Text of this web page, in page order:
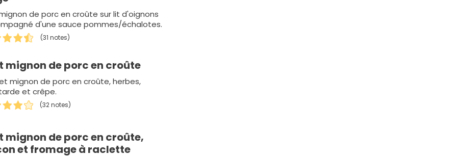
de porc en croûte sur lit d'oignons
d'une sauce pommes/échalotes.
(31 notes)
mignon de porc en croûte
mignon de porc en croûte, herbes,
et crêpe.
(32 notes)
mignon de porc en croûte,
et fromage à raclette